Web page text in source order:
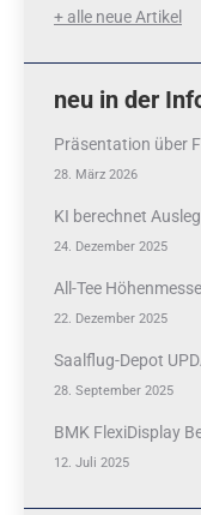
+ alle neue Artikel
neu in der
Präsentation über
28. März 2026
KI berechnet
24. Dezember 2025
All-Tee
22. Dezember 2025
Saalflug-Depot
28. September 2025
BMK FlexiDisplay
12. Juli 2025